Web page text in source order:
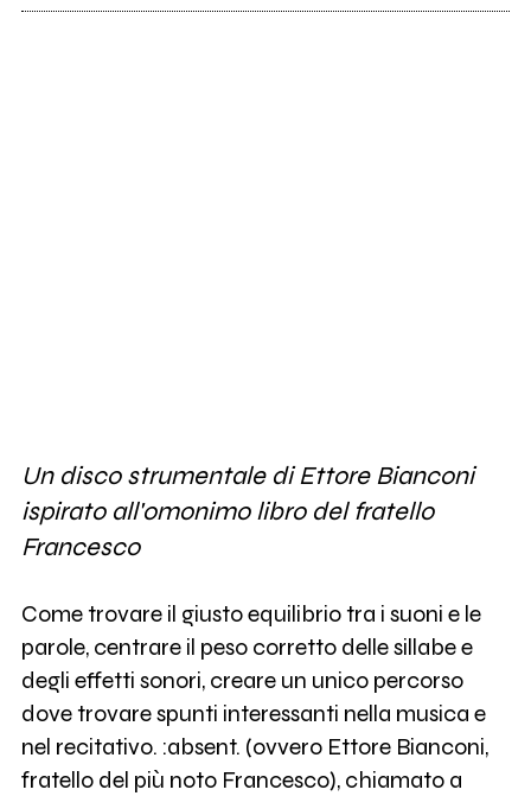
Un disco strumentale di Ettore Bianconi
ispirato all'omonimo libro del fratello
Francesco
Come trovare il giusto equilibrio tra i suoni e le
parole, centrare il peso corretto delle sillabe e
degli effetti sonori, creare un unico percorso
dove trovare spunti interessanti nella musica e
nel recitativo. :absent. (ovvero Ettore Bianconi,
fratello del più noto Francesco), chiamato a